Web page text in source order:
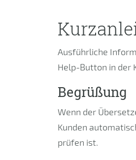
Ausführliche
Help-Button in der
Begrüßung
Wenn der
Kunden
prüfen ist.